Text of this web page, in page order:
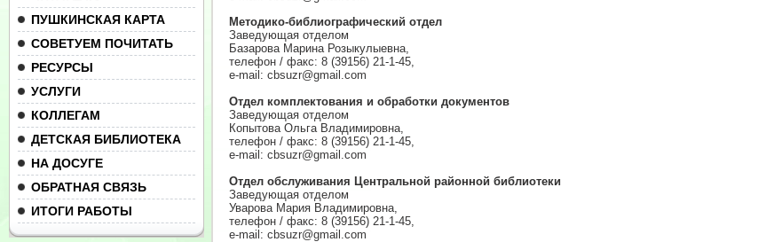
ПУШКИНСКАЯ КАРТА
СОВЕТУЕМ ПОЧИТАТЬ
РЕСУРСЫ
УСЛУГИ
КОЛЛЕГАМ
ДЕТСКАЯ БИБЛИОТЕКА
НА ДОСУГЕ
ОБРАТНАЯ СВЯЗЬ
ИТОГИ РАБОТЫ
Методико-библиографический отдел
Заведующая отделом
Базарова Марина Розыкулыевна,
телефон / факс: 8 (39156) 21-1-45,
e-mail: cbsuzr@gmail.com
Отдел комплектования и обработки документов
Заведующая отделом
Копытова Ольга Владимировна,
телефон / факс: 8 (39156) 21-1-45,
e-mail: cbsuzr@gmail.com
Отдел обслуживания Центральной районной библиотеки
Заведующая отделом
Уварова Мария Владимировна,
телефон / факс: 8 (39156) 21-1-45,
e-mail: cbsuzr@gmail.com